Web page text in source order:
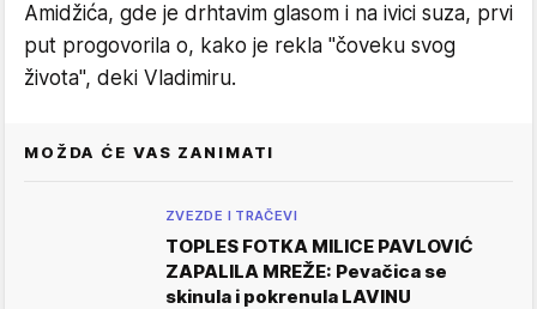
Amidžića, gde je drhtavim glasom i na ivici suza, prvi
put progovorila o, kako je rekla "čoveku svog
života", deki Vladimiru.
MOŽDA ĆE VAS ZANIMATI
ZVEZDE I TRAČEVI
TOPLES FOTKA MILICE PAVLOVIĆ
ZAPALILA MREŽE: Pevačica se
skinula i pokrenula LAVINU